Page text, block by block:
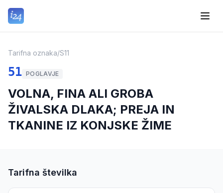
Tarifna oznaka/S11
51 POGLAVJE
VOLNA, FINA ALI GROBA
ŽIVALSKA DLAKA; PREJA IN
TKANINE IZ KONJSKE ŽIME
Tarifna številka